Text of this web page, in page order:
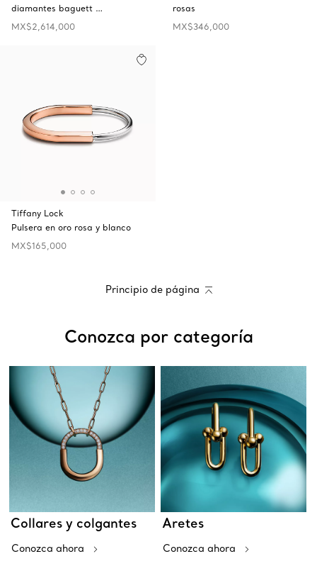
diamantes baguett …
MX$2,614,000
rosas
MX$346,000
Tiffany Lock
Pulsera en oro rosa y blanco
MX$165,000
Principio de página
Conozca por categoría
Collares y colgantes
Conozca ahora
Aretes
Conozca ahora